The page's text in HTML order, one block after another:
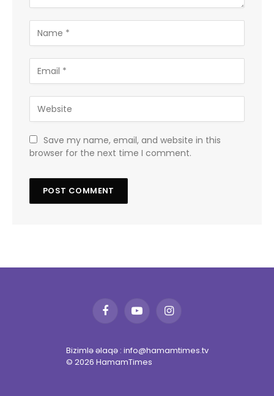
Save my name, email, and website in this
browser for the next time I comment.
FacebookYouTubeInstagram
Bizimlə əlaqə : info@hamamtimes.tv
© 2026 HamamTimes